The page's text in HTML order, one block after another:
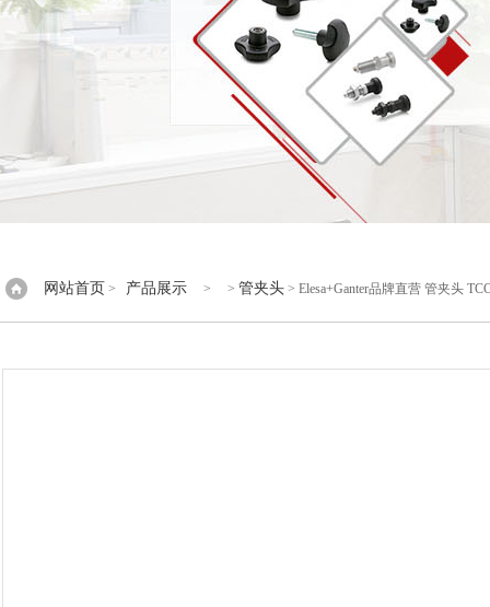
网站首页 > 产品展示 > > 管夹头 > Elesa+Ganter品牌直营 管夹头